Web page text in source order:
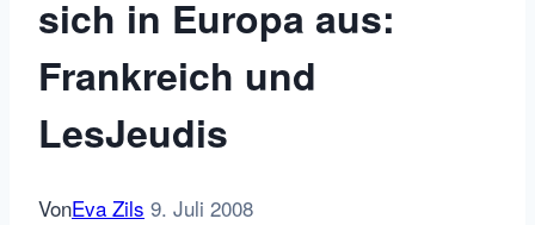
sich in Europa aus:
Frankreich und
LesJeudis
VonEva Zils 9. Juli 2008